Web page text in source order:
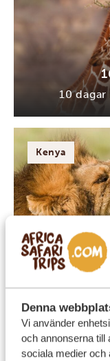
Denna
Vi använder
och annonserna till
sociala medier och
10
Kenya